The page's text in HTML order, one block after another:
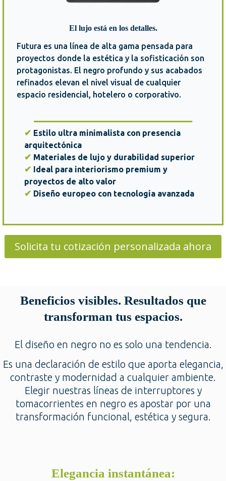
El lujo está en los detalles.
Futura es una línea de alta gama pensada para
proyectos donde la estética y la sofisticación son
protagonistas. El negro profundo y sus acabados
refinados elevan el nivel visual de cualquier
espacio residencial, hotelero o corporativo.
✔ Estilo ultra minimalista con presencia
arquitectónica
✔ Materiales de lujo y durabilidad superior
✔ Ideal para interiorismo premium y
proyectos de alto valor
✔ Diseño europeo con tecnología avanzada
Solicita tu cotización personalizada ahora
Beneficios visibles. Resultados que
transforman tus espacios.
El diseño en negro no es solo una tendencia.
Es una declaración de estilo que aporta elegancia,
contraste y modernidad a cualquier ambiente.
Elegir nuestras líneas de interruptores y
tomacorrientes en negro es apostar por una
transformación funcional, estética y segura.
Elegancia instantánea: